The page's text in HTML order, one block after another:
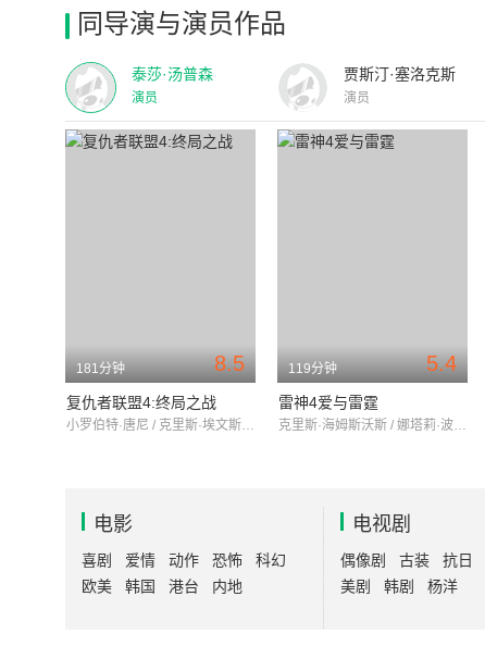
同导演与演员作品
泰莎·汤普森
演员
贾斯汀·塞洛克斯
演员
8.5
181分钟
复仇者联盟4:终局之战
小罗伯特·唐尼 / 克里斯·埃文斯 / 克里斯·海姆斯沃斯
5.4
119分钟
雷神4爱与雷霆
克里斯·海姆斯沃斯 / 娜塔莉·波特曼 / 克里斯蒂安·贝尔
电影
喜剧 爱情 动作 恐怖
科幻
欧美
韩国 港台 内地
电视剧
偶像剧 古装 抗日
美剧
韩剧 杨洋